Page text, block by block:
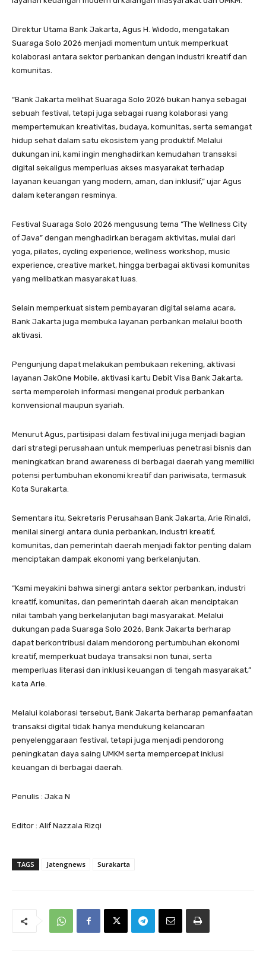
Direktur Utama Bank Jakarta, Agus H. Widodo, mengatakan
Suaraga Solo 2026 menjadi momentum untuk memperkuat
kolaborasi antara sektor perbankan dengan industri kreatif dan
komunitas.
“Bank Jakarta melihat Suaraga Solo 2026 bukan hanya sebagai
sebuah festival, tetapi juga sebagai ruang kolaborasi yang
mempertemukan kreativitas, budaya, komunitas, serta semangat
hidup sehat dalam satu ekosistem yang produktif. Melalui
dukungan ini, kami ingin menghadirkan kemudahan transaksi
digital sekaligus memperluas akses masyarakat terhadap
layanan keuangan yang modern, aman, dan inklusif,” ujar Agus
dalam keterangan resminya.
Festival Suaraga Solo 2026 mengusung tema “The Wellness City
of Java” dengan menghadirkan beragam aktivitas, mulai dari
yoga, pilates, cycling experience, wellness workshop, music
experience, creative market, hingga berbagai aktivasi komunitas
yang melibatkan masyarakat luas.
Selain memperkuat sistem pembayaran digital selama acara,
Bank Jakarta juga membuka layanan perbankan melalui booth
aktivasi.
Pengunjung dapat melakukan pembukaan rekening, aktivasi
layanan JakOne Mobile, aktivasi kartu Debit Visa Bank Jakarta,
serta memperoleh informasi mengenai produk perbankan
konvensional maupun syariah.
Menurut Agus, partisipasi dalam festival ini juga menjadi bagian
dari strategi perusahaan untuk memperluas penetrasi bisnis dan
meningkatkan brand awareness di berbagai daerah yang memiliki
potensi pertumbuhan ekonomi kreatif dan pariwisata, termasuk
Kota Surakarta.
Sementara itu, Sekretaris Perusahaan Bank Jakarta, Arie Rinaldi,
menilai sinergi antara dunia perbankan, industri kreatif,
komunitas, dan pemerintah daerah menjadi faktor penting dalam
menciptakan dampak ekonomi yang berkelanjutan.
“Kami meyakini bahwa sinergi antara sektor perbankan, industri
kreatif, komunitas, dan pemerintah daerah akan menciptakan
nilai tambah yang berkelanjutan bagi masyarakat. Melalui
dukungan pada Suaraga Solo 2026, Bank Jakarta berharap
dapat berkontribusi dalam mendorong pertumbuhan ekonomi
kreatif, memperkuat budaya transaksi non tunai, serta
memperluas literasi dan inklusi keuangan di tengah masyarakat,”
kata Arie.
Melalui kolaborasi tersebut, Bank Jakarta berharap pemanfaatan
transaksi digital tidak hanya mendukung kelancaran
penyelenggaraan festival, tetapi juga menjadi pendorong
peningkatan daya saing UMKM serta mempercepat inklusi
keuangan di berbagai daerah.
Penulis : Jaka N
Editor : Alif Nazzala Rizqi
TAGS Jatengnews Surakarta